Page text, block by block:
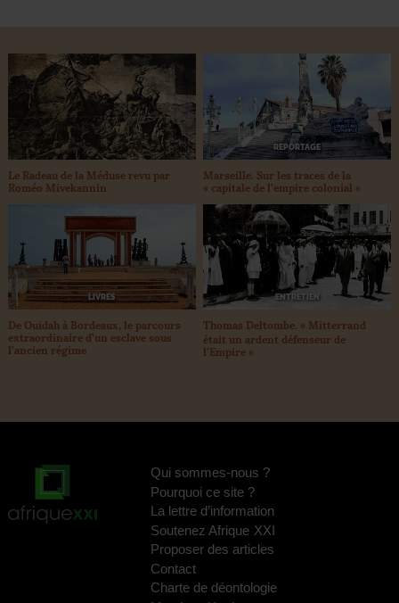
Le Radeau de la Méduse revu par
Roméo Mivekannin
REPORTAGE
Marseille. Sur les traces de la
« capitale de l’empire colonial »
LIVRES
De Ouidah à Bordeaux, le parcours
extraordinaire d’un esclave sous
l’ancien régime
ENTRETIEN
Thomas Deltombe. « Mitterrand
était un ardent défenseur de
l’Empire »
Qui sommes-nous ?
Pourquoi ce site ?
La lettre d’information
Soutenez Afrique XXI
Proposer des articles
Contact
Charte de déontologie